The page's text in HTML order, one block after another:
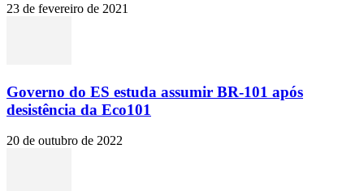
23 de fevereiro de 2021
Governo do ES estuda assumir BR-101 após
desistência da Eco101
20 de outubro de 2022